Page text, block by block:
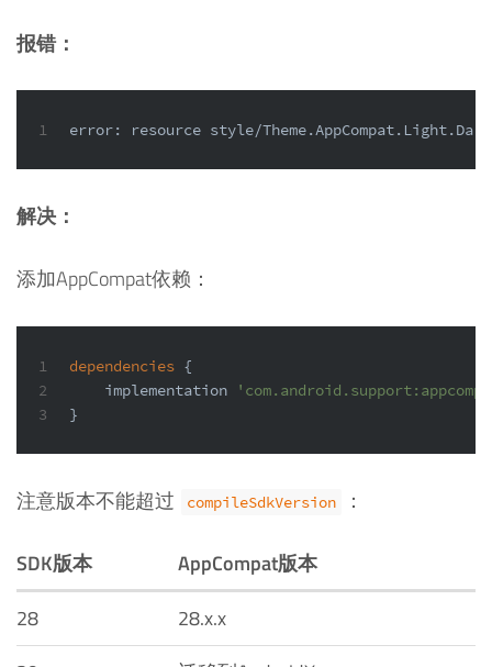
报错：
1 error: resource style/
解决：
添加AppCompat依赖：
1
2
3
dependencies {
    implementation
}
注意版本不能超过 compileSdkVersion ：
SDK版本
AppCompat版本
28
28.x.x